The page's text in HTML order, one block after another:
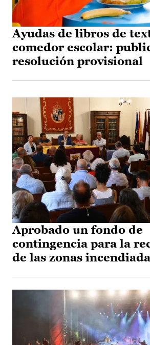
Ayudas de libros de
comedor escolar:
resolución provisional
Aprobado un fondo de
contingencia para la
de las zonas